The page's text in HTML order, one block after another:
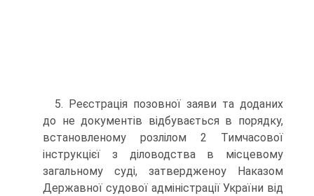
5. Реєстрація позовної заяви та доданих
до не документів відбувається в порядку,
встановленому розлілом 2 Тимчасової
інструкцієї з діловодства в місцевому
загальному суді, затвердженоу Наказом
Державної судової адміністрації України від